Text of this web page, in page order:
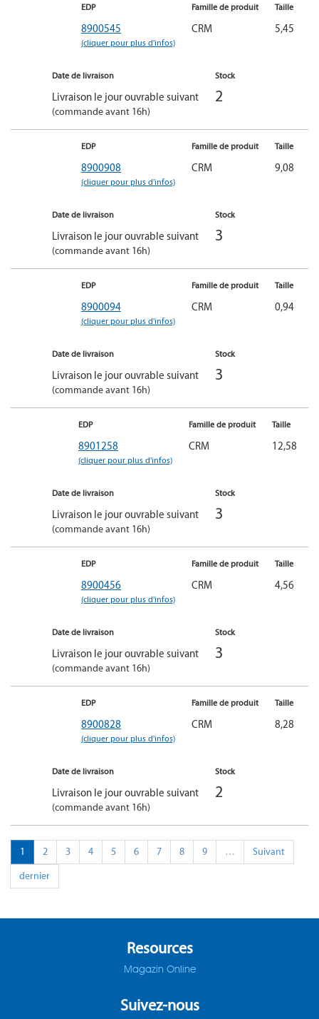
EDP
8900545
(cliquer pour plus d'infos)
Famille de produit
CRM
Taille
5,45
Date de livraison
Livraison le jour ouvrable suivant
(commande avant 16h)
Stock
2
EDP
8900908
(cliquer pour plus d'infos)
Famille de produit
CRM
Taille
9,08
Date de livraison
Livraison le jour ouvrable suivant
(commande avant 16h)
Stock
3
EDP
8900094
(cliquer pour plus d'infos)
Famille de produit
CRM
Taille
0,94
Date de livraison
Livraison le jour ouvrable suivant
(commande avant 16h)
Stock
3
EDP
8901258
(cliquer pour plus d'infos)
Famille de produit
CRM
Taille
12,58
Date de livraison
Livraison le jour ouvrable suivant
(commande avant 16h)
Stock
3
EDP
8900456
(cliquer pour plus d'infos)
Famille de produit
CRM
Taille
4,56
Date de livraison
Livraison le jour ouvrable suivant
(commande avant 16h)
Stock
3
EDP
8900828
(cliquer pour plus d'infos)
Famille de produit
CRM
Taille
8,28
Date de livraison
Livraison le jour ouvrable suivant
(commande avant 16h)
Stock
2
1 2 3 4 5 6 7 8 9 …
Suivant
dernier
Resources
Magazin Online
Suivez-nous